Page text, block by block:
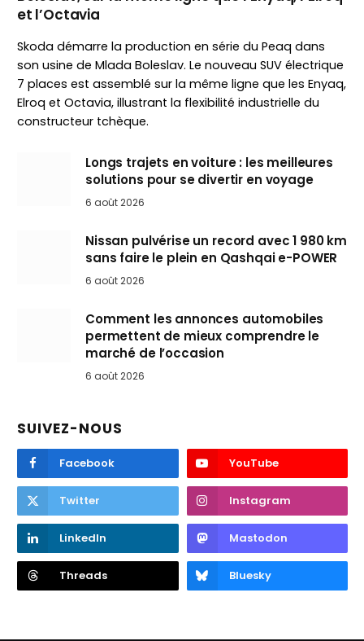
et l’Octavia
Skoda démarre la production en série du Peaq dans
son usine de Mlada Boleslav. Le nouveau SUV électrique
7 places est assemblé sur la même ligne que les Enyaq,
Elroq et Octavia, illustrant la flexibilité industrielle du
constructeur tchèque.
Longs trajets en voiture : les meilleures
solutions pour se divertir en voyage
6 août 2026
Nissan pulvérise un record avec 1 980 km
sans faire le plein en Qashqai e-POWER
6 août 2026
Comment les annonces automobiles
permettent de mieux comprendre le
marché de l’occasion
6 août 2026
SUIVEZ-NOUS
Facebook YouTube
Twitter Instagram
LinkedIn Mastodon
Threads Bluesky